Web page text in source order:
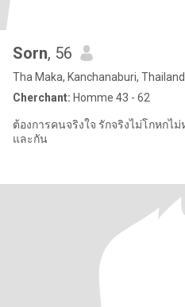
Sorn, 56
Tha Maka, Kanchanaburi,
Cherchant: Homme 43 - 62
ต้องการคนจริงใจ รักจริงไม่โกหก
และกัน